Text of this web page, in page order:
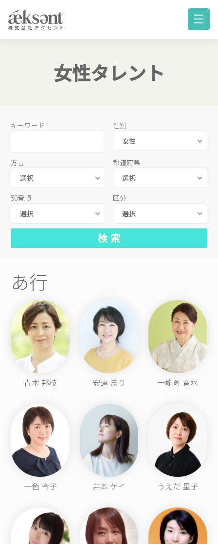
女性タレント
キーワード
性別
女性
方言
選択
都道府県
選択
50音順
選択
区分
選択
あ行
青木 邦枝 安達 まり 一龍斎 春水
一色 令子 井本 ケイ うえだ 星子